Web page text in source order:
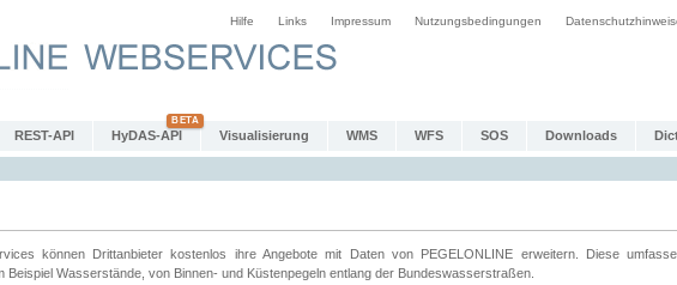
Hilfe Links Impressum Nutzungsbedingungen
REST-API HyDAS-API Visualisierung WMS WFS SOS Downloads
können Drittanbieter kostenlos ihre Angebote mit Daten von PEGELONLINE erweitern. Diese
Beispiel Wasserstände, von Binnen- und Küstenpegeln entlang der Bundeswasserstraßen.